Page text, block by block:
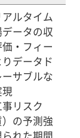
ルタイム
ータの収
・フィー
データド
サブルな
リスク
）の予測強